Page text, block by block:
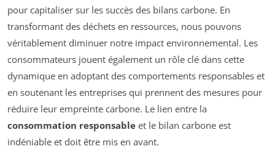
pour capitaliser sur les succès des bilans carbone. En
transformant des déchets en ressources, nous pouvons
véritablement diminuer notre impact environnemental. Les
consommateurs jouent également un rôle clé dans cette
dynamique en adoptant des comportements responsables et
en soutenant les entreprises qui prennent des mesures pour
réduire leur empreinte carbone. Le lien entre la
consommation responsable et le bilan carbone est
indéniable et doit être mis en avant.